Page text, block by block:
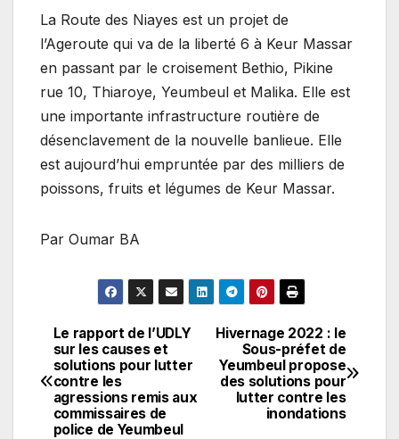
La Route des Niayes est un projet de
l’Ageroute qui va de la liberté 6 à Keur Massar
en passant par le croisement Bethio, Pikine
rue 10, Thiaroye, Yeumbeul et Malika. Elle est
une importante infrastructure routière de
désenclavement de la nouvelle banlieue. Elle
est aujourd’hui empruntée par des milliers de
poissons, fruits et légumes de Keur Massar.
Par Oumar BA
Navigation
de
l’article
Hivernage 2022 : le
Sous-préfet de
Yeumbeul propose
des solutions pour
lutter contre les
inondations
Le rapport de l’UDLY
sur les causes et
solutions pour lutter
contre les
agressions remis aux
commissaires de
police de Yeumbeul